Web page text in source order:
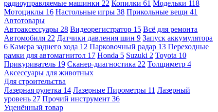
радиоуправляемые машинки 22 Копилки 61 Модельки 118
Мотоциклы 16 Настольные игры 38 Прикольные вещи 41
Автотовары
Автоаксессуары 28 Видеорегистратор 15 Всё для ремонта
Автомобиля 22 Датчики давления шин 9 Запуск аккумулятора
6 Камера заднего хода 12 Парковочный радар 13 Переходные
рамки для автомагнитол 17 Honda 5 Suzuki 2 Toyota 10
Прикуриватель 19 Сканер-диагностика 22 Толщиметр 4
Аксессуары для животных
Для строительства
Лазерная рулетка 14 Лазерные Пирометры 11 Лазерный
уровень 27 Прочий инструмент 36
Уценённый товар